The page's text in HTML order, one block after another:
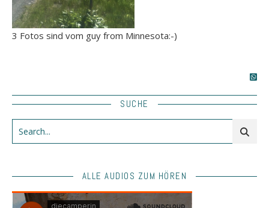
3 Fotos sind vom guy from Minnesota:-)
SUCHE
ALLE AUDIOS ZUM HÖREN